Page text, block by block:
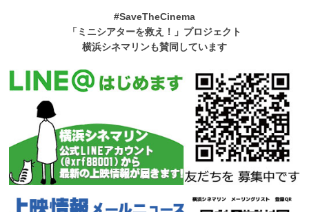
#SaveTheCinema
「ミニシアターを救え！」プロジェクト
横浜シネマリンも賛同しています